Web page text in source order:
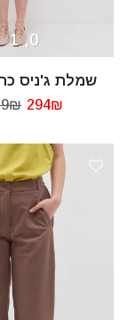
0, 1
שמלת ג'ניס
294₪